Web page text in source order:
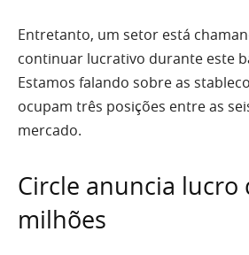
Entretanto, um setor está
continuar lucrativo durante este
Estamos falando sobre as
ocupam três posições entre as
mercado.
Circle anuncia lucro
milhões